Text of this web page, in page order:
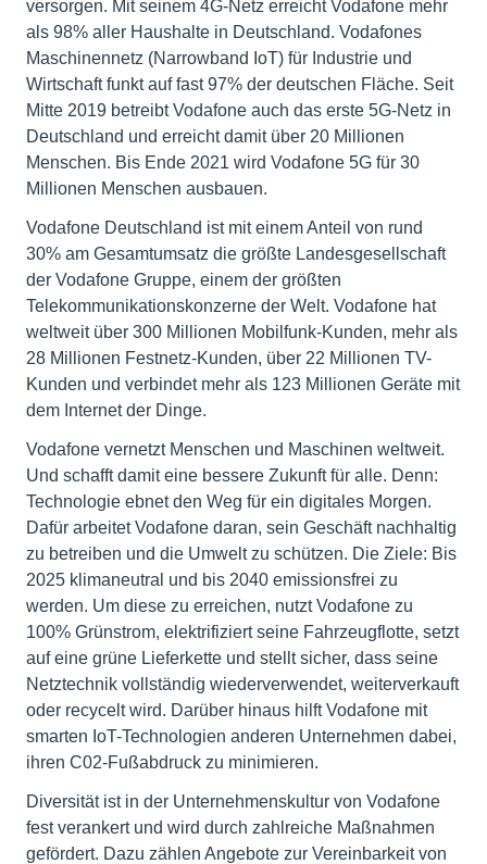
versorgen. Mit seinem 4G-Netz erreicht Vodafone mehr
als 98% aller Haushalte in Deutschland. Vodafones
Maschinennetz (Narrowband IoT) für Industrie und
Wirtschaft funkt auf fast 97% der deutschen Fläche. Seit
Mitte 2019 betreibt Vodafone auch das erste 5G-Netz in
Deutschland und erreicht damit über 20 Millionen
Menschen. Bis Ende 2021 wird Vodafone 5G für 30
Millionen Menschen ausbauen.
Vodafone Deutschland ist mit einem Anteil von rund
30% am Gesamtumsatz die größte Landesgesellschaft
der Vodafone Gruppe, einem der größten
Telekommunikationskonzerne der Welt. Vodafone hat
weltweit über 300 Millionen Mobilfunk-Kunden, mehr als
28 Millionen Festnetz-Kunden, über 22 Millionen TV-
Kunden und verbindet mehr als 123 Millionen Geräte mit
dem Internet der Dinge.
Vodafone vernetzt Menschen und Maschinen weltweit.
Und schafft damit eine bessere Zukunft für alle. Denn:
Technologie ebnet den Weg für ein digitales Morgen.
Dafür arbeitet Vodafone daran, sein Geschäft nachhaltig
zu betreiben und die Umwelt zu schützen. Die Ziele: Bis
2025 klimaneutral und bis 2040 emissionsfrei zu
werden. Um diese zu erreichen, nutzt Vodafone zu
100% Grünstrom, elektrifiziert seine Fahrzeugflotte, setzt
auf eine grüne Lieferkette und stellt sicher, dass seine
Netztechnik vollständig wiederverwendet, weiterverkauft
oder recycelt wird. Darüber hinaus hilft Vodafone mit
smarten IoT-Technologien anderen Unternehmen dabei,
ihren C02-Fußabdruck zu minimieren.
Diversität ist in der Unternehmenskultur von Vodafone
fest verankert und wird durch zahlreiche Maßnahmen
gefördert. Dazu zählen Angebote zur Vereinbarkeit von